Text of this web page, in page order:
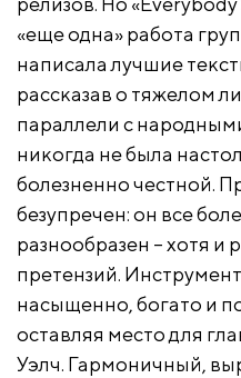
«еще одна» работа
написала лучшие
рассказав о тяжелом
параллели с
никогда не была
болезненно честной.
безупречен: он все
разнообразен – хотя и
претензий.
насыщенно, богато и
оставляя место для
Уэлч. Гармоничный,